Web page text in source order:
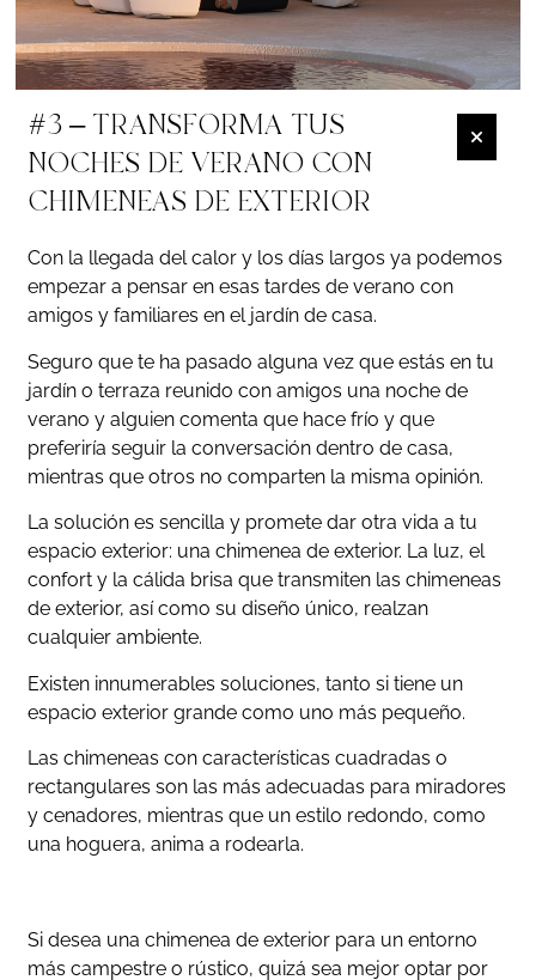
#3 – TRANSFORMA TUS
NOCHES DE VERANO CON
CHIMENEAS DE EXTERIOR
Con la llegada del calor y los días largos ya podemos
empezar a pensar en esas tardes de verano con
amigos y familiares en el jardín de casa.
Seguro que te ha pasado alguna vez que estás en tu
jardín o terraza reunido con amigos una noche de
verano y alguien comenta que hace frío y que
preferiría seguir la conversación dentro de casa,
mientras que otros no comparten la misma opinión.
La solución es sencilla y promete dar otra vida a tu
espacio exterior: una chimenea de exterior. La luz, el
confort y la cálida brisa que transmiten las chimeneas
de exterior, así como su diseño único, realzan
cualquier ambiente.
Existen innumerables soluciones, tanto si tiene un
espacio exterior grande como uno más pequeño.
Las chimeneas con características cuadradas o
rectangulares son las más adecuadas para miradores
y cenadores, mientras que un estilo redondo, como
una hoguera, anima a rodearla.
Si desea una chimenea de exterior para un entorno
más campestre o rústico, quizá sea mejor optar por